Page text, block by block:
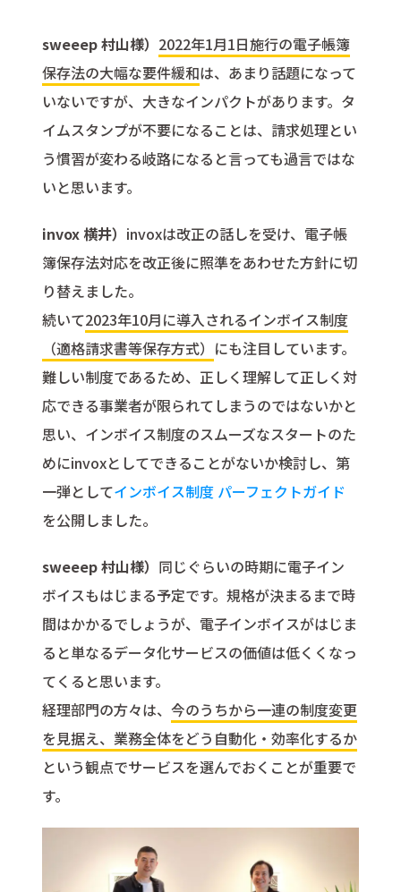
sweeep 村山様） 2022年1月1日施行の電子帳簿
保存法の大幅な要件緩和は、あまり話題になって
いないですが、大きなインパクトがあります。タ
イムスタンプが不要になることは、請求処理とい
う慣習が変わる岐路になると言っても過言ではな
いと思います。
invox 横井） invoxは改正の話しを受け、電子帳
簿保存法対応を改正後に照準をあわせた方針に切
り替えました。
続いて2023年10月に導入されるインボイス制度
（適格請求書等保存方式） にも注目しています。
難しい制度であるため、正しく理解して正しく対
応できる事業者が限られてしまうのではないかと
思い、インボイス制度のスムーズなスタートのた
めにinvoxとしてできることがないか検討し、第
一弾としてインボイス制度 パーフェクトガイド
を公開しました。
sweeep 村山様） 同じぐらいの時期に電子イン
ボイスもはじまる予定です。規格が決まるまで時
間はかかるでしょうが、電子インボイスがはじま
ると単なるデータ化サービスの価値は低くくなっ
てくると思います。
経理部門の方々は、今のうちから一連の制度変更
を見据え、業務全体をどう自動化・効率化するか
という観点でサービスを選んでおくことが重要で
す。